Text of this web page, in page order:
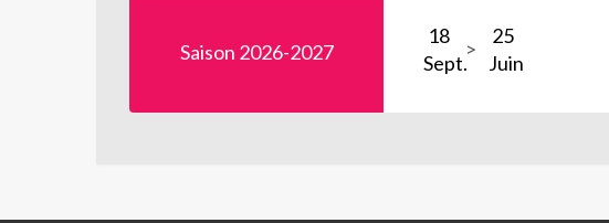
Saison 2026-2027
18
Sept.
25
Juin